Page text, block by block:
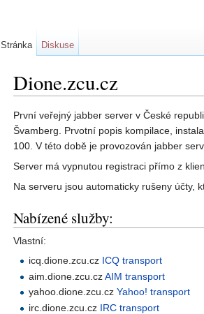
Dione.zcu.cz
První veřejný jabber server v České
Švamberg. Prvotní popis kompilace,
100. V této době je provozován jabber
Server má vypnutou registraci přímo z
Na serveru jsou automaticky rušeny účty,
Nabízené služby:
Vlastní:
icq.dione.zcu.cz ICQ transport
aim.dione.zcu.czAIM transport
yahoo.dione.zcu.czYahoo! transport
irc.dione.zcu.cz IRC transport
Stránka Diskuse